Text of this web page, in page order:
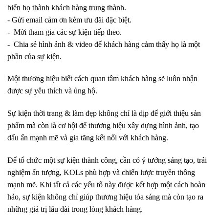
biến họ thành khách hàng trung thành.
- Gửi email cảm ơn kèm ưu đãi đặc biệt.
- Mời tham gia các sự kiện tiếp theo.
- Chia sẻ hình ảnh & video để khách hàng cảm thấy họ là một
phần của sự kiện.
Một thương hiệu biết cách quan tâm khách hàng sẽ luôn nhận
được sự yêu thích và ủng hộ.
Sự kiện thời trang & làm đẹp không chỉ là dịp để giới thiệu sản
phẩm mà còn là cơ hội để thương hiệu xây dựng hình ảnh, tạo
dấu ấn mạnh mẽ và gia tăng kết nối với khách hàng.
Để tổ chức một sự kiện thành công, cần có ý tưởng sáng tạo, trải
nghiệm ấn tượng, KOLs phù hợp và chiến lược truyền thông
mạnh mẽ. Khi tất cả các yếu tố này được kết hợp một cách hoàn
hảo, sự kiện không chỉ giúp thương hiệu tỏa sáng mà còn tạo ra
những giá trị lâu dài trong lòng khách hàng.